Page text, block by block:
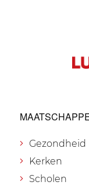
Gezondheid
Kerken
Scholen